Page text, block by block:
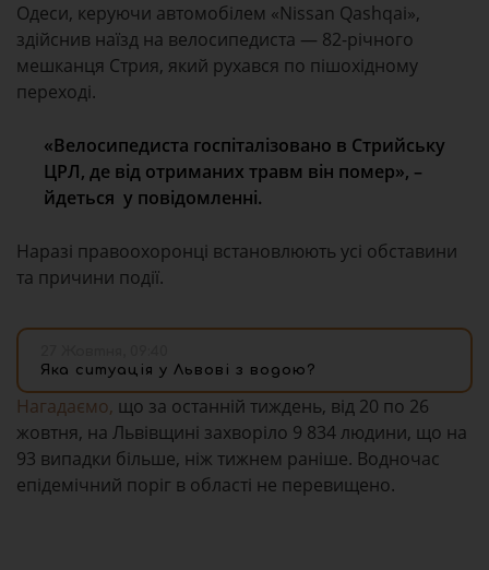
Одеси, керуючи автомобілем «Nissan Qashqai»,
здійснив наїзд на велосипедиста — 82-річного
мешканця Стрия, який рухався по пішохідному
переході.
«Велосипедиста госпіталізовано в Стрийську
ЦРЛ, де від отриманих травм він помер», –
йдеться у повідомленні.
Наразі правоохоронці встановлюють усі обставини
та причини події.
Яка ситуація у Львові з водою?
Нагадаємо, що за останній тиждень, від 20 по 26
жовтня, на Львівщині захворіло 9 834 людини, що на
93 випадки більше, ніж тижнем раніше. Водночас
епідемічний поріг в області не перевищено.